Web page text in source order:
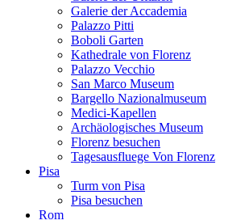
Galerie der Accademia
Palazzo Pitti
Boboli Garten
Kathedrale von Florenz
Palazzo Vecchio
San Marco Museum
Bargello Nazionalmuseum
Medici-Kapellen
Archäologisches Museum
Florenz besuchen
Tagesausfluege Von Florenz
Pisa
Turm von Pisa
Pisa besuchen
Rom